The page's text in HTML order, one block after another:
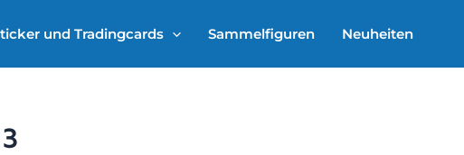
und Tradingcards Sammelfiguren Neuheiten